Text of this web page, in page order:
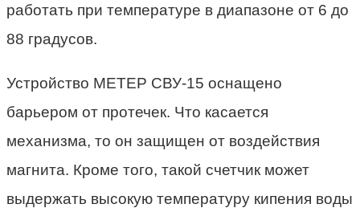
работать при температуре в диапазоне от 6 до
88 градусов.
Устройство МЕТЕР СВУ-15 оснащено
барьером от протечек. Что касается
механизма, то он защищен от воздействия
магнита. Кроме того, такой счетчик может
выдержать высокую температуру кипения воды